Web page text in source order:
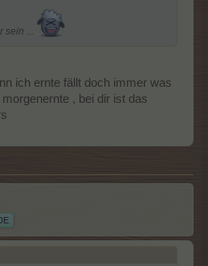
es nicht spielen möchte.
sein ...
ich ernte fällt doch immer was
, bei dir ist das